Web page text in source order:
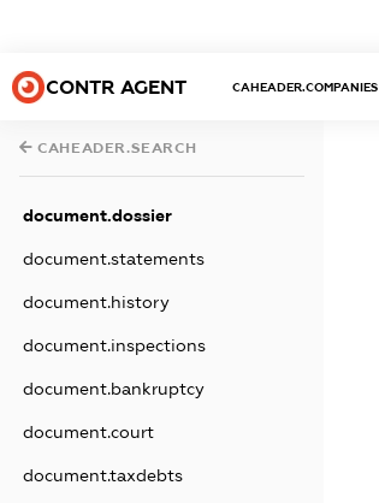
CONTR AGENT CAHEADER.COMPANIES
CAHEADER.SEARCH
document.dossier
document.statements
document.history
document.inspections
document.bankruptcy
document.court
document.taxdebts